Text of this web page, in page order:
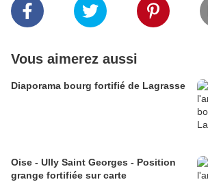
Vous aimerez aussi
Diaporama bourg fortifié de Lagrasse
Oise - Ully Saint Georges - Position
grange fortifiée sur carte